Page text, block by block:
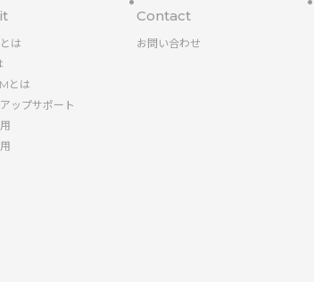
は
とは
ップサポート
Contact
お問い合わせ